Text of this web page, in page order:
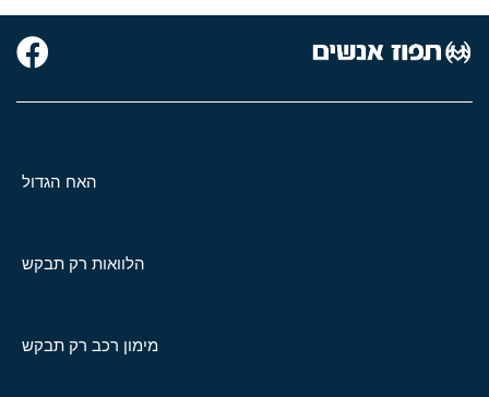
האח הגדול
הלוואות רק תבקש
מימון רכב רק תבקש